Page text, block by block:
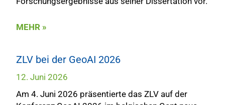
MEHR »
ZLV bei der GeoAI 2026
12. Juni 2026
Am 4. Juni 2026 präsentierte das ZLV auf der